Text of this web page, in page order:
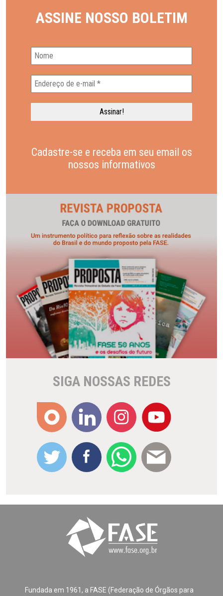
ASSINE NOSSO BOLETIM
Cadastre-se e receba em seu email os
nossos informativos
SIGA NOSSAS REDES
Fundada em 1961, a FASE (Federação de Órgãos para